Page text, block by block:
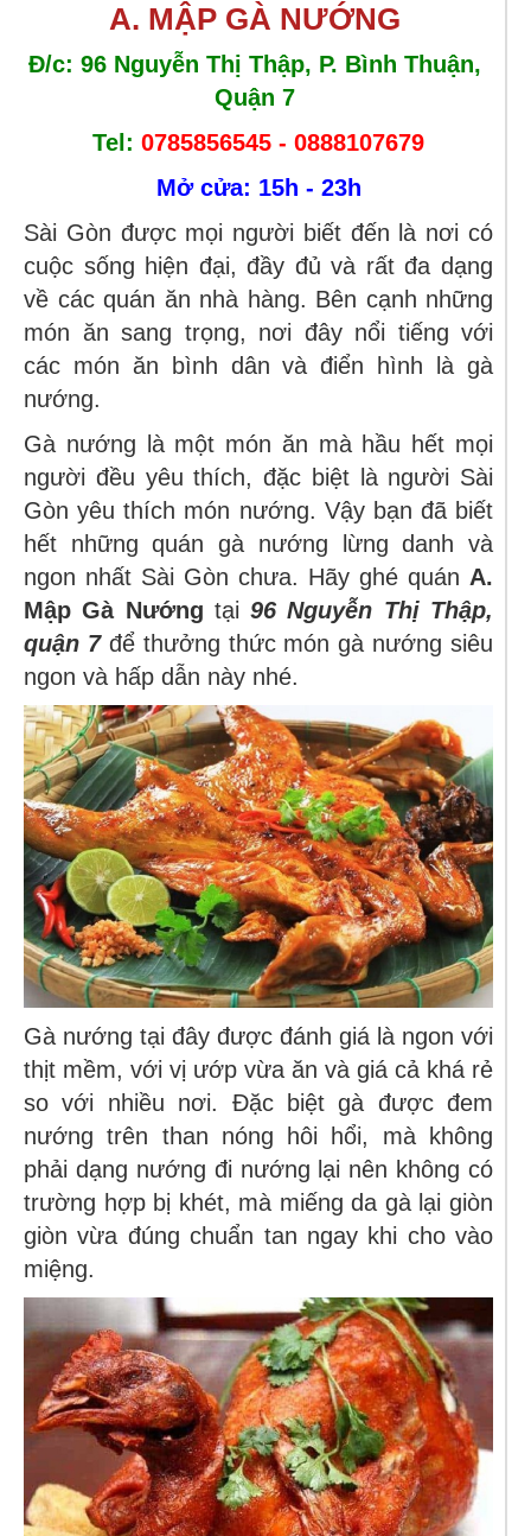
A. MẬP GÀ NƯỚNG
Đ/c: 96 Nguyễn Thị Thập, P. Bình Thuận,
Quận 7
Tel: 0785856545 - 0888107679
Mở cửa: 15h - 23h
Sài Gòn được mọi người biết đến là nơi có
cuộc sống hiện đại, đầy đủ và rất đa dạng
về các quán ăn nhà hàng. Bên cạnh những
món ăn sang trọng, nơi đây nổi tiếng với
các món ăn bình dân và điển hình là gà
nướng.
Gà nướng là một món ăn mà hầu hết mọi
người đều yêu thích, đặc biệt là người Sài
Gòn yêu thích món nướng. Vậy bạn đã biết
hết những quán gà nướng lừng danh và
ngon nhất Sài Gòn chưa. Hãy ghé quán A.
Mập Gà Nướng tại96 Nguyễn Thị Thập,
quận 7để thưởng thức móngà nướng siêu
ngon và hấp dẫn này nhé.
Gà nướng tại đây được đánh giá là ngon với
thịt mềm, với vị ướp vừa ăn và giá cả khá rẻ
so với nhiều nơi. Đặc biệt gà được đem
nướng trên than nóng hôi hổi, mà không
phải dạng nướng đi nướng lại nên không có
trường hợp bị khét, mà miếng da gà lại giòn
giòn vừa đúng chuẩn tan ngay khi cho vào
miệng.